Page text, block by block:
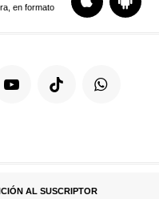
en formato
AL SUSCRIPTOR